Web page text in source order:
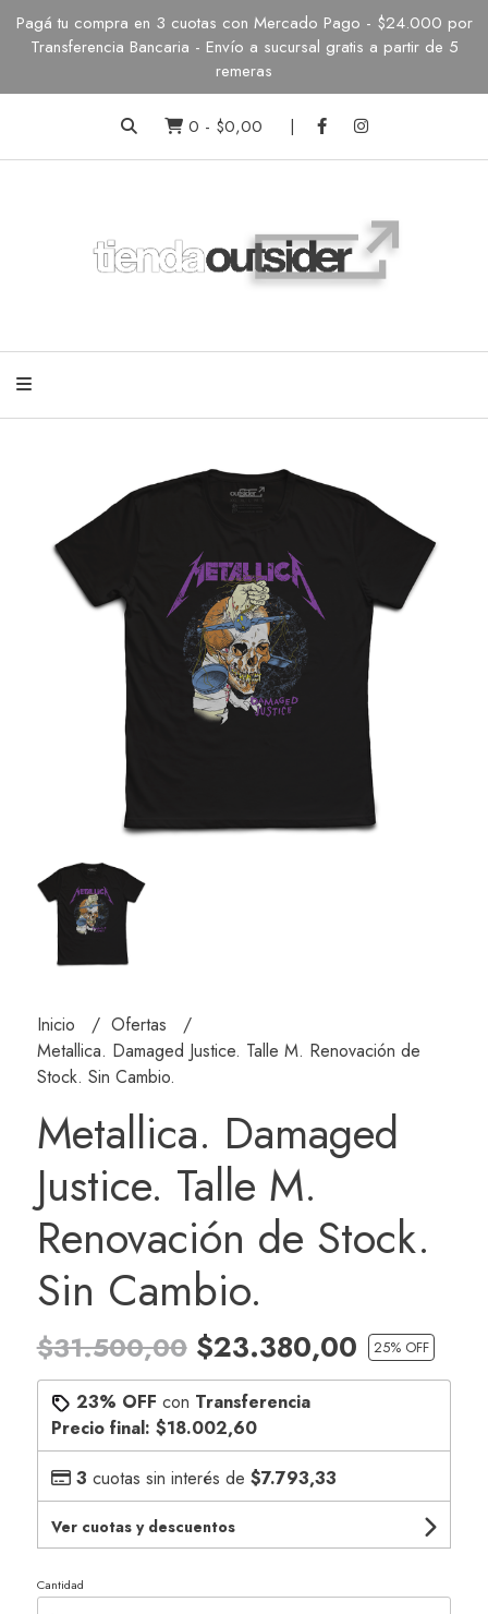
Pagá tu compra en 3 cuotas con Mercado Pago - $24.000 por
Transferencia Bancaria - Envío a sucursal gratis a partir de 5
remeras
0 - $0,00
Inicio
Ofertas
Metallica. Damaged Justice. Talle M. Renovación de
Stock. Sin Cambio.
Metallica. Damaged
Justice. Talle M.
Renovación de Stock.
Sin Cambio.
$31.500,00$23.380,00 25% OFF
23% OFF con Transferencia
Precio final: $18.002,60
3 cuotas sin interés de $7.793,33
Ver cuotas y descuentos
Cantidad